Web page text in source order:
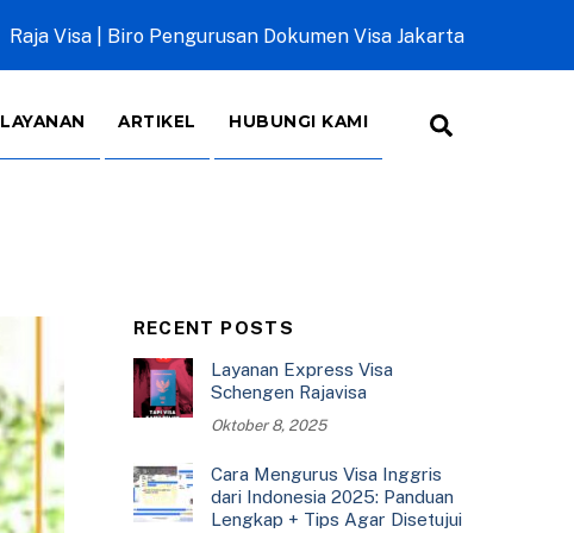
Raja Visa | Biro Pengurusan Dokumen Visa Jakarta
LAYANAN ARTIKEL HUBUNGI KAMI
RECENT POSTS
Layanan Express Visa
Schengen Rajavisa
Oktober 8, 2025
Cara Mengurus Visa Inggris
dari Indonesia 2025: Panduan
Lengkap + Tips Agar Disetujui